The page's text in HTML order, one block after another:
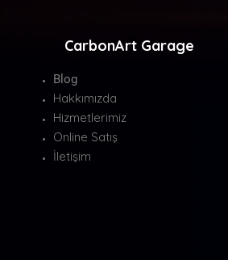
CarbonArt Garage
Blog
Hakkımızda
Hizmetlerimiz
Online Satış
İletişim